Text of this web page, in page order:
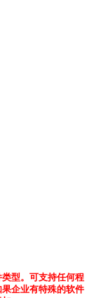
型。 可支持任何程
企业有特殊的软件